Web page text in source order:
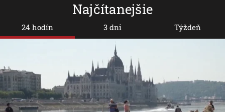
Najčítanejšie
24 hodín 3 dni Týždeň